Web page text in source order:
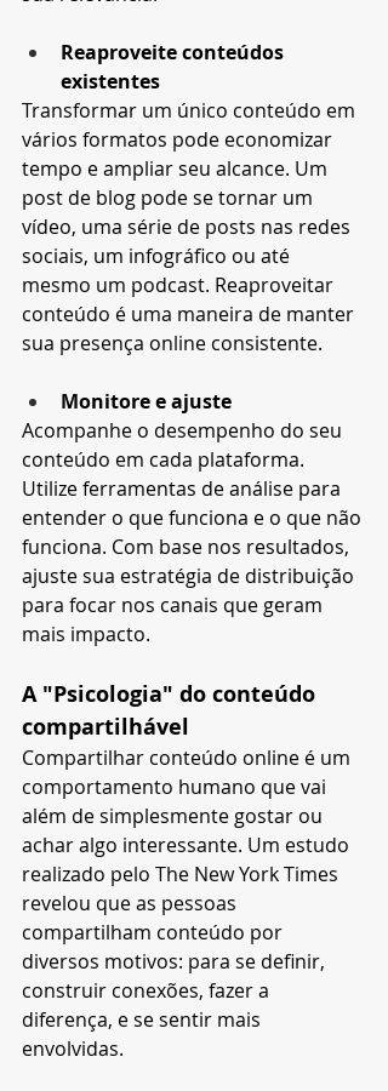
Reaproveite conteúdos
existentes
Transformar um único conteúdo em
vários formatos pode economizar
tempo e ampliar seu alcance. Um
post de blog pode se tornar um
vídeo, uma série de posts nas redes
sociais, um infográfico ou até
mesmo um podcast. Reaproveitar
conteúdo é uma maneira de manter
sua presença online consistente.
Monitore e ajuste
Acompanhe o desempenho do seu
conteúdo em cada plataforma.
Utilize ferramentas de análise para
entender o que funciona e o que não
funciona. Com base nos resultados,
ajuste sua estratégia de distribuição
para focar nos canais que geram
mais impacto.
A "Psicologia" do conteúdo
compartilhável
Compartilhar conteúdo online é um
comportamento humano que vai
além de simplesmente gostar ou
achar algo interessante. Um estudo
realizado pelo The New York Times
revelou que as pessoas
compartilham conteúdo por
diversos motivos: para se definir,
construir conexões, fazer a
diferença, e se sentir mais
envolvidas.